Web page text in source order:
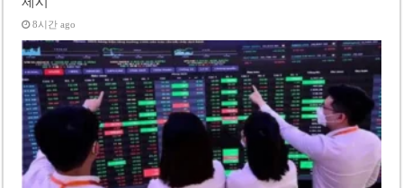
8시간 ago